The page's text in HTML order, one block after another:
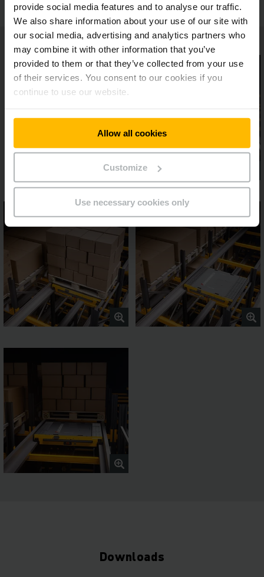
provide social media features and to analyse our traffic.
We also share information about your use of our site with
our social media, advertising and analytics partners who
may combine it with other information that you’ve
provided to them or that they’ve collected from your use
of their services. You consent to our cookies if you
continue to use our website.
Allow all cookies
Customize
Use necessary cookies only
Downloads